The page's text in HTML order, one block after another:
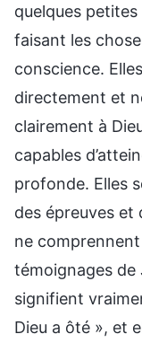
quelques
faisant les
conscience.
directement et
clairement à
capables
profonde. Elles
des épreuves et
ne
témoignages de
signifient
Dieu a ôté », et